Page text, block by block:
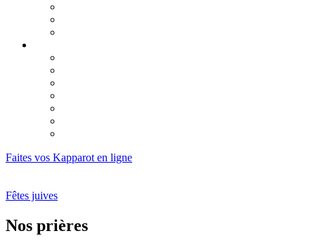
Faites vos Kapparot en ligne
Fêtes juives
Nos prières